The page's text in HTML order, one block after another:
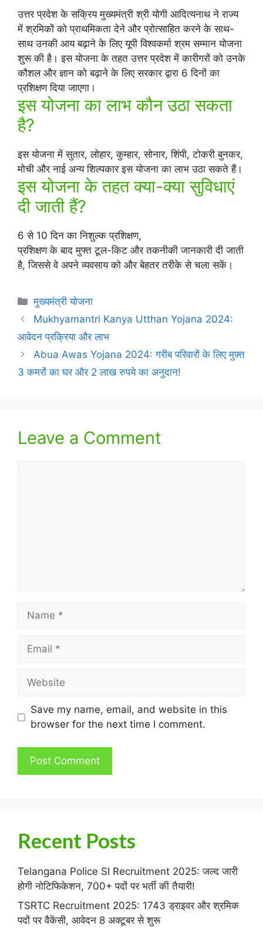
उत्तर प्रदेश के सक्रिय मुख्यमंत्री श्री योगी आदित्यनाथ ने राज्य
में श्रमिकों को प्राथमिकता देने और प्रोत्साहित करने के साथ-
साथ उनकी आय बढ़ाने के लिए यूपी विश्वकर्मा श्रम सम्मान योजना
शुरू की है। इस योजना के तहत उत्तर प्रदेश में कारीगरों को उनके
कौशल और ज्ञान को बढ़ाने के लिए सरकार द्वारा 6 दिनों का
प्रशिक्षण दिया जाएगा।
इस योजना का लाभ कौन उठा सकता
है?
इस योजना में सुतार, लोहार, कुम्हार, सोनार, शिंपी, टोकरी बुनकर,
मोची और नाई अन्य शिल्पकार इस योजना का लाभ उठा सकते हैं।
इस योजना के तहत क्या-क्या सुविधाएं
दी जाती हैं?
6 से 10 दिन का निशुल्क प्रशिक्षण,
प्रशिक्षण के बाद मुफ्त टूल-किट और तकनीकी जानकारी दी जाती
है, जिससे वे अपने व्यवसाय को और बेहतर तरीके से चला सकें।
Categories
मुख्यमंत्री योजना
Mukhyamantri Kanya Utthan Yojana 2024:
आवेदन प्रक्रिया और लाभ
Abua Awas Yojana 2024: गरीब परिवारों के लिए मुफ़्त
3 कमरों का घर और 2 लाख रुपये का अनुदान!
Leave a Comment
Name
Email
Website
Save my name, email, and website in this
browser for the next time I comment.
Recent Posts
Telangana Police SI Recruitment 2025: जल्द जारी
होगी नोटिफिकेशन, 700+ पदों पर भर्ती की तैयारी!
TSRTC Recruitment 2025: 1743 ड्राइवर और श्रमिक
पदों पर वैकेंसी, आवेदन 8 अक्टूबर से शुरू